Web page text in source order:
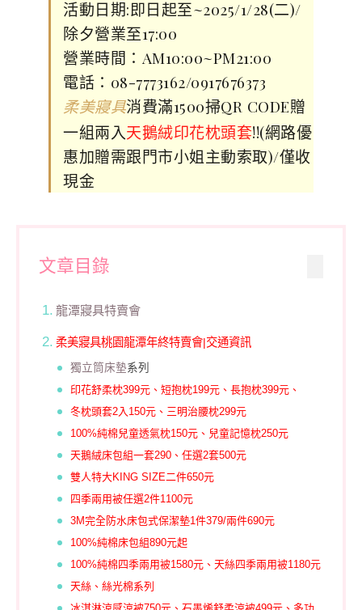
活動日期:即日起至~2025/1/28(二)/
除夕營業至17:00
營業時間：AM10:00~PM21:00
電話：08-7773162/0917676373
柔美寢具消費滿1500掃QR CODE贈
一組兩入天鵝絨印花枕頭套!!(網路優
惠加贈需跟門市小姐主動索取)/僅收
現金
文章目錄
龍潭寢具特賣會
柔美寢具桃園龍潭年終特賣會|交通資訊
獨立筒 床墊系列
印花舒柔枕399元、短抱枕199元、長抱枕399元、
冬枕頭套2入150元、三明治腰枕299元
100%純棉兒童透氣枕150元、兒童記憶枕250元
天鵝絨床包組一套290、任選2套500元
雙人特大KING SIZE二件650元
四季兩用被任選2件1100元
3M完全防水床包式保潔墊1件379/兩件690元
100%純棉床包組890元起
100%純棉四季兩用被1580元、天絲四季兩用被1180元
天絲、絲光棉系列